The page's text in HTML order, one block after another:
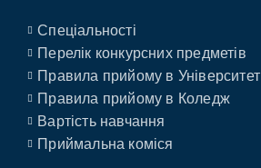
Спеціальності
Перелік конкурсних предметів
Правила прийому в Університет
Правила прийому в Коледж
Вартість навчання
Приймальна коміся